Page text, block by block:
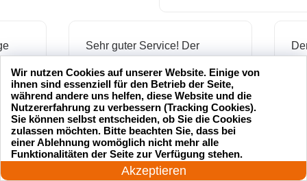
Sehr guter Service! Der
und hat mir schnell geholfen,
als ich meine Schlüssel
verloren hatte.
Jonas M.
24 Stunden am Tag
Akzeptieren
Wir nutzen Cookies auf unserer Website. Einige von
ihnen sind essenziell für den Betrieb der Seite,
während andere uns helfen, diese Website und die
Nutzererfahrung zu verbessern (Tracking Cookies).
Sie können selbst entscheiden, ob Sie die Cookies
zulassen möchten. Bitte beachten Sie, dass bei
einer Ablehnung womöglich nicht mehr alle
Funktionalitäten der Seite zur Verfügung stehen.